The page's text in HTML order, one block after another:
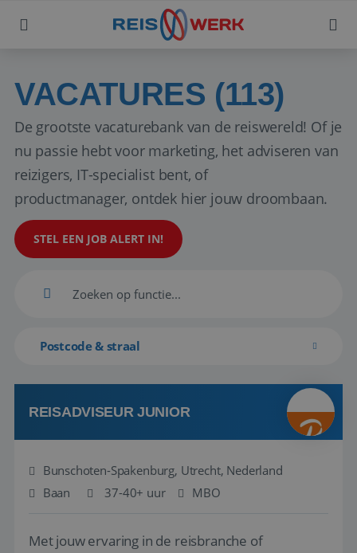
VACATURES (113)
De grootste vacaturebank van de reiswereld! Of je
nu passie hebt voor marketing, het adviseren van
reizigers, IT-specialist bent, of
productmanager, ontdek hier jouw droombaan.
STEL EEN JOB ALERT IN!
Postcode & straal
REISADVISEUR JUNIOR
Bunschoten-Spakenburg, Utrecht, Nederland
Baan
37-40+ uur MBO
Met jouw ervaring in de reisbranche of